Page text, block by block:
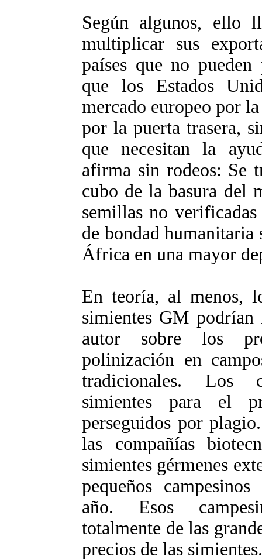
Según algunos, ello
multiplicar sus
países que no pueden
que los Estados
mercado europeo por
por la puerta trasera,
que necesitan la
afirma sin rodeos: Se
cubo de la basura del
semillas no
de bondad humanitaria
África en una mayor
En teoría, al menos,
simientes GM podrían
autor sobre los
polinización en
tradicionales. Los
simientes para el
perseguidos por
las compañías
simientes gérmenes
pequeños
año. Esos
totalmente de las
precios de las simientes.